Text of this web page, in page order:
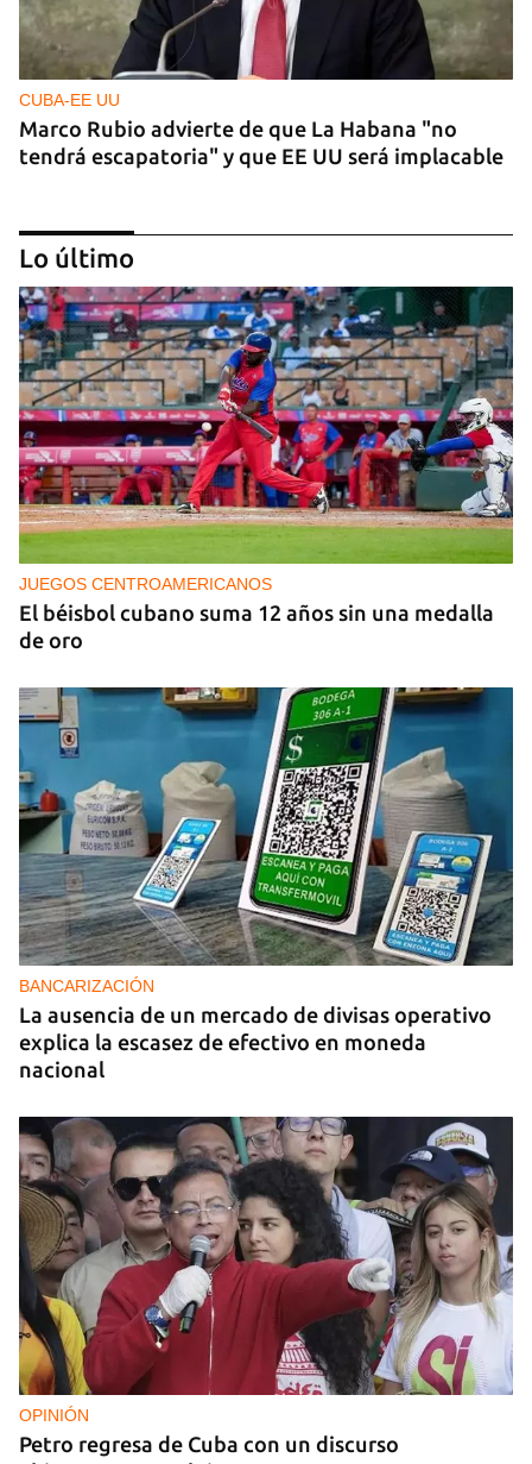
CUBA-EE UU
Marco Rubio advierte de que La Habana "no
tendrá escapatoria" y que EE UU será implacable
PODCAST
Cafecito informativo del viernes 7 de agosto de
2026
Lo último
JUEGOS CENTROAMERICANOS
El béisbol cubano suma 12 años sin una medalla
de oro
BANCARIZACIÓN
La ausencia de un mercado de divisas operativo
explica la escasez de efectivo en moneda
nacional
OPINIÓN
Petro regresa de Cuba con un discurso